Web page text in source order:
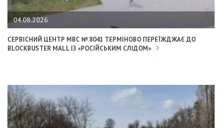
04.08.2026
СЕРВІСНИЙ ЦЕНТР МВС № 8041 ТЕРМІНОВО ПЕРЕЇЖДЖАЄ ДО
BLOCKBUSTER MALL ІЗ «РОСІЙСЬКИМ СЛІДОМ»